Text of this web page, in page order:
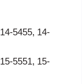
5455, 14-
5551, 15-